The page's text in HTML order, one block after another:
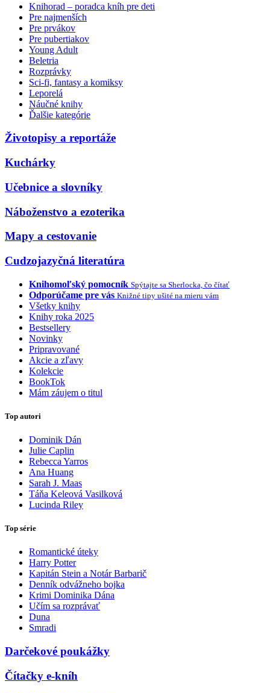
Knihorad – poradca kníh pre deti
Pre najmenších
Pre prvákov
Pre pubertiakov
Young Adult
Beletria
Rozprávky
Sci-fi, fantasy a komiksy
Leporelá
Náučné knihy
Ďalšie kategórie
Životopisy a reportáže
Kuchárky
Učebnice a slovníky
Náboženstvo a ezoterika
Mapy a cestovanie
Cudzojazyčná literatúra
Knihomoľský pomocník Spýtajte sa Sherlocka, čo čítať
Odporúčame pre vás Knižné tipy ušité na mieru vám
Všetky knihy
Knihy roka 2025
Bestsellery
Novinky
Pripravované
Akcie a zľavy
Kolekcie
BookTok
Mám záujem o titul
Top autori
Dominik Dán
Julie Caplin
Rebecca Yarros
Ana Huang
Sarah J. Maas
Táňa Keleová Vasilková
Lucinda Riley
Top série
Romantické úteky
Harry Potter
Kapitán Stein a Notár Barbarič
Denník odvážneho bojka
Krimi Dominika Dána
Učím sa rozprávať
Duna
Smradi
Darčekové poukážky
Čítačky e-kníh